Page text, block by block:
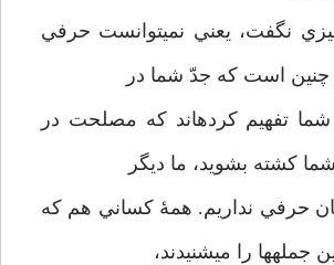
نگفت، يعني نمي­توانست حرفي
چنين است كه جدّ شما در
شما تفهيم كرده­اند كه مصلحت در
كشته بشويد، ما ديگر
حرفي نداريم. همۀ كساني هم كه
جمله­ها را مي­شنيدند،